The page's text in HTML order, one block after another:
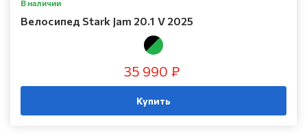
В наличии
Велосипед Stark Jam 20.1 V 2025
35 990 ₽
Купить